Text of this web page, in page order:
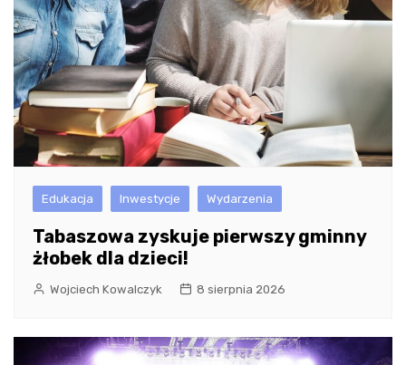
Edukacja Inwestycje Wydarzenia
Tabaszowa zyskuje pierwszy gminny
żłobek dla dzieci!
Wojciech Kowalczyk 8 sierpnia 2026